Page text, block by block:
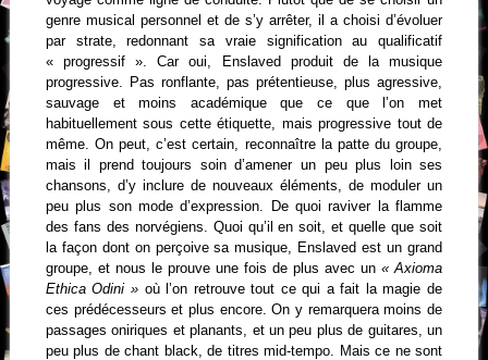
genre musical personnel et de s’y arrêter, il a choisi d’évoluer
par strate, redonnant sa vraie signification au qualificatif
« progressif ». Car oui, Enslaved produit de la musique
progressive. Pas ronflante, pas prétentieuse, plus agressive,
sauvage et moins académique que ce que l’on met
habituellement sous cette étiquette, mais progressive tout de
même. On peut, c’est certain, reconnaître la patte du groupe,
mais il prend toujours soin d’amener un peu plus loin ses
chansons, d’y inclure de nouveaux éléments, de moduler un
peu plus son mode d’expression. De quoi raviver la flamme
des fans des norvégiens. Quoi qu’il en soit, et quelle que soit
la façon dont on perçoive sa musique, Enslaved est un grand
groupe, et nous le prouve une fois de plus avec un« Axioma
Ethica Odini » où l’on retrouve tout ce qui a fait la magie de
ces prédécesseurs et plus encore. On y remarquera moins de
passages oniriques et planants, et un peu plus de guitares, un
peu plus de chant black, de titres mid-tempo. Mais ce ne sont